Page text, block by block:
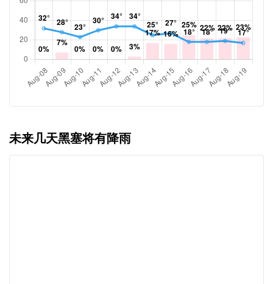
未来几天黑塞将有降雨